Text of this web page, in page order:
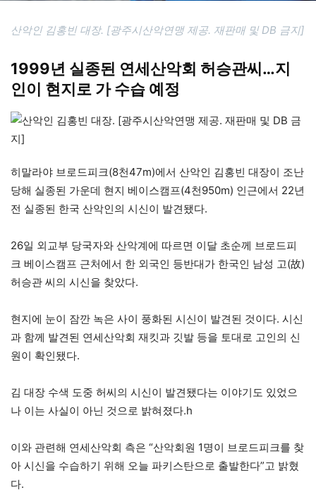
산악인 김홍빈 대장. [광주시산악연맹 제공. 재판매 및 DB 금지]
1999년 실종된 연세산악회 허승관씨…지
인이 현지로 가 수습 예정
히말라야 브로드피크(8천47m)에서 산악인 김홍빈 대장이 조난
당해 실종된 가운데 현지 베이스캠프(4천950m) 인근에서 22년
전 실종된 한국 산악인의 시신이 발견됐다.
26일 외교부 당국자와 산악계에 따르면 이달 초순께 브로드피
크 베이스캠프 근처에서 한 외국인 등반대가 한국인 남성 고(故)
허승관 씨의 시신을 찾았다.
현지에 눈이 잠깐 녹은 사이 풍화된 시신이 발견된 것이다. 시신
과 함께 발견된 연세산악회 재킷과 깃발 등을 토대로 고인의 신
원이 확인됐다.
김 대장 수색 도중 허씨의 시신이 발견됐다는 이야기도 있었으
나 이는 사실이 아닌 것으로 밝혀졌다.h
이와 관련해 연세산악회 측은 “산악회원 1명이 브로드피크를 찾
아 시신을 수습하기 위해 오늘 파키스탄으로 출발한다”고 밝혔
다.